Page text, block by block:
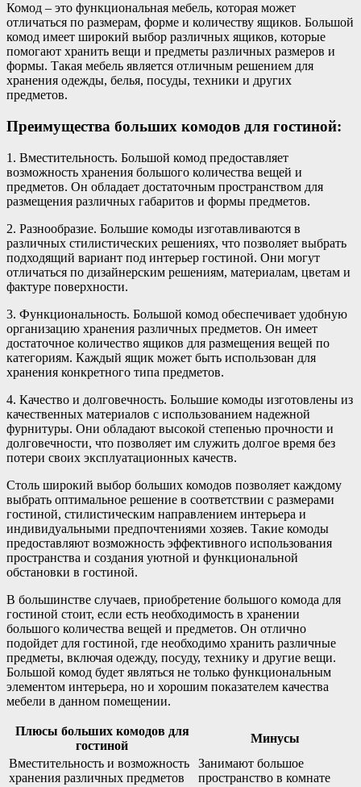
Комод – это функциональная мебель, которая может
отличаться по размерам, форме и количеству ящиков. Большой
комод имеет широкий выбор различных ящиков, которые
помогают хранить вещи и предметы различных размеров и
формы. Такая мебель является отличным решением для
хранения одежды, белья, посуды, техники и других
предметов.
Преимущества больших комодов для гостиной:
1. Вместительность. Большой комод предоставляет
возможность хранения большого количества вещей и
предметов. Он обладает достаточным пространством для
размещения различных габаритов и формы предметов.
2. Разнообразие. Большие комоды изготавливаются в
различных стилистических решениях, что позволяет выбрать
подходящий вариант под интерьер гостиной. Они могут
отличаться по дизайнерским решениям, материалам, цветам и
фактуре поверхности.
3. Функциональность. Большой комод обеспечивает удобную
организацию хранения различных предметов. Он имеет
достаточное количество ящиков для размещения вещей по
категориям. Каждый ящик может быть использован для
хранения конкретного типа предметов.
4. Качество и долговечность. Большие комоды изготовлены из
качественных материалов с использованием надежной
фурнитуры. Они обладают высокой степенью прочности и
долговечности, что позволяет им служить долгое время без
потери своих эксплуатационных качеств.
Столь широкий выбор больших комодов позволяет каждому
выбрать оптимальное решение в соответствии с размерами
гостиной, стилистическим направлением интерьера и
индивидуальными предпочтениями хозяев. Такие комоды
предоставляют возможность эффективного использования
пространства и создания уютной и функциональной
обстановки в гостиной.
В большинстве случаев, приобретение большого комода для
гостиной стоит, если есть необходимость в хранении
большого количества вещей и предметов. Он отлично
подойдет для гостиной, где необходимо хранить различные
предметы, включая одежду, посуду, технику и другие вещи.
Большой комод будет являться не только функциональным
элементом интерьера, но и хорошим показателем качества
мебели в данном помещении.
Плюсы больших комодов для
гостиной
Минусы
Вместительность и возможность
хранения различных предметов
Занимают большое
пространство в комнате